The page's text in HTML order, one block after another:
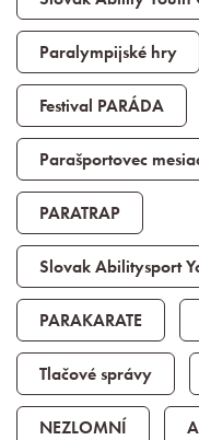
Paralympijské hry
Festival PARÁDA
Parašportovec
PARATRAP
Slovak Abilitysport
PARAKARATE
Tlačové správy
NEZLOMNÍ